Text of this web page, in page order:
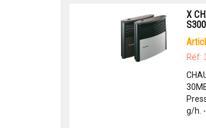
X
Réf:
g/h. -